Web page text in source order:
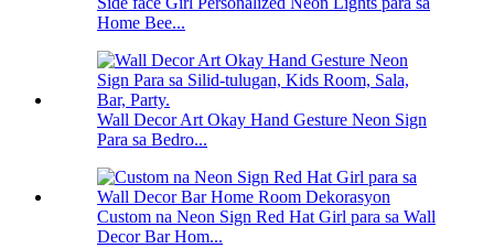
Home Bee...
Wall Decor Art Okay Hand Gesture Neon Sign
Para sa Bedro...
Custom na Neon Sign Red Hat Girl para sa Wall
Decor Bar Hom...